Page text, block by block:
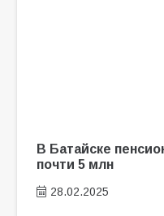
В Батайске
почти 5 млн
28.02.2025